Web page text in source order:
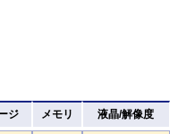
ジ メモリ 液晶/解像度